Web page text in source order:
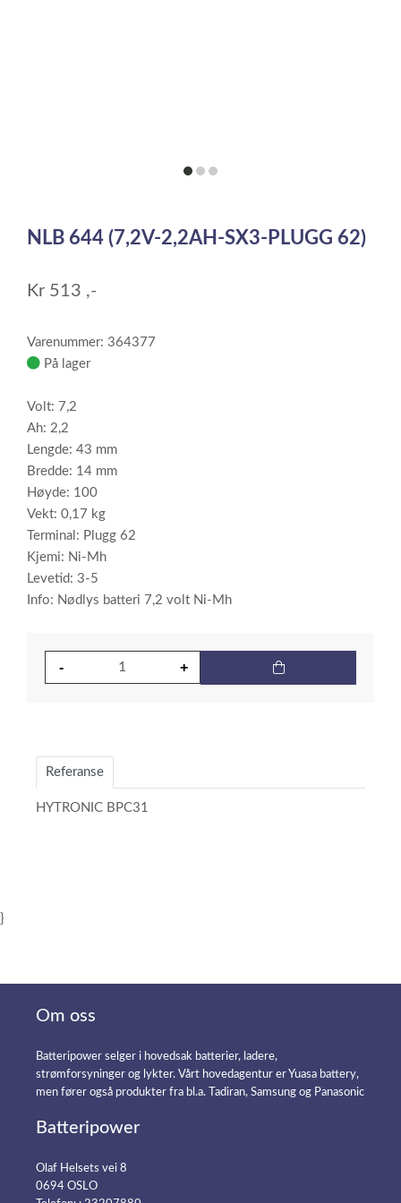
itemitemitem
of
NLB 644 (7,2V-2,2AH-SX3-PLUGG 62)
Kr 513 ,-
Varenummer: 364377
På lager
Volt: 7,2
Ah: 2,2
Lengde: 43 mm
Bredde: 14 mm
Høyde: 100
Vekt: 0,17 kg
Terminal: Plugg 62
Kjemi: Ni-Mh
Levetid: 3-5
Info: Nødlys batteri 7,2 volt Ni-Mh
Referanse
HYTRONIC BPC31
}
Om oss
Batteripower selger i hovedsak batterier, ladere,
strømforsyninger og lykter. Vårt hovedagentur er Yuasa battery,
men fører også produkter fra bl.a. Tadiran, Samsung og Panasonic
Batteripower
Olaf Helsets vei 8
0694 OSLO